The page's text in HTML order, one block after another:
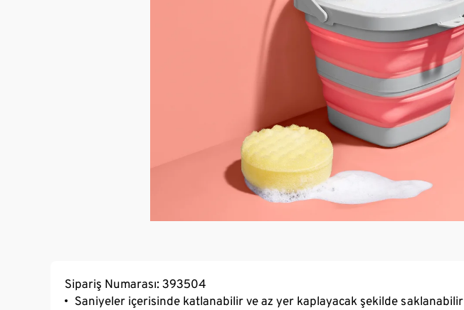
Sipariş Numarası: 393504
Saniyeler içerisinde katlanabilir ve az yer kaplayacak şekilde saklanabilir